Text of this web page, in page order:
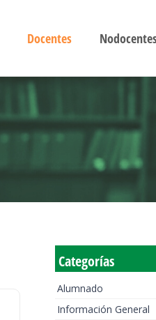
Docentes
Categorías
Alumnado
Información General